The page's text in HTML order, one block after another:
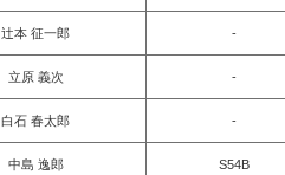
辻本 征一郎 -
立原 義次 -
白石 春太郎 -
中島 逸郎 S54B